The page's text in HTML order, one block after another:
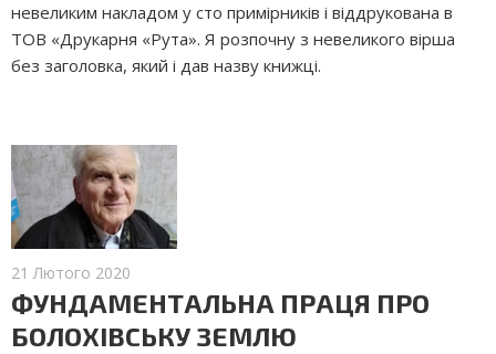
невеликим накладом у сто примірників і віддрукована в
ТОВ «Друкарня «Рута». Я розпочну з невеликого вірша
без заголовка, який і дав назву книжці.
21 Лютого 2020
ФУНДАМЕНТАЛЬНА ПРАЦЯ ПРО
БОЛОХІВСЬКУ ЗЕМЛЮ